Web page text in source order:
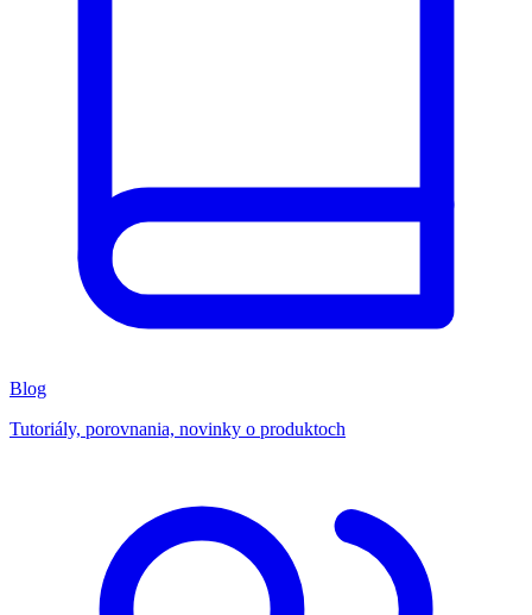
Blog
Tutoriály, porovnania, novinky o produktoch